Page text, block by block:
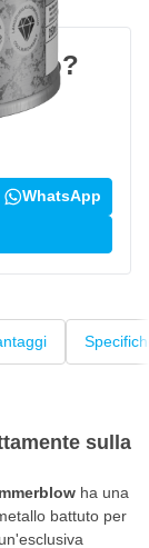
WhatsApp
sulla
ha una
battuto per